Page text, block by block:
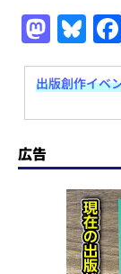
jp News Blog
ジタル出版も
の本（HON
パ...
M
a
st
o
o
n
Bl
u
e
s
y
出版創作イベ
広告